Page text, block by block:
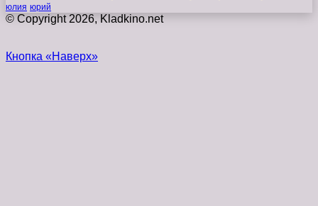
юлия юрий
© Copyright 2026, Kladkino.net
Кнопка «Наверх»